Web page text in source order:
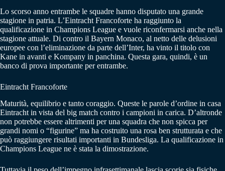
Lo scorso anno entrambe le squadre hanno disputato una grande
stagione in patria. L’Eintracht Francoforte ha raggiunto la
qualificazione in Champions League e vuole riconfermarsi anche nella
stagione attuale. Di contro il Bayern Monaco, al netto delle delusioni
europee con l’eliminazione da parte dell’Inter, ha vinto il titolo con
Kane in avanti e Kompany in panchina. Questa gara, quindi, è un
banco di prova importante per entrambe.
Eintracht Francoforte
Maturità, equilibrio e tanto coraggio. Queste le parole d’ordine in casa
Eintracht in vista del big match contro i campioni in carica. D’altronde
non potrebbe essere altrimenti per una squadra che non spicca per
grandi nomi o “figurine” ma ha costruito una rosa ben strutturata e che
può raggiungere risultati importanti in Bundesliga. La qualificazione in
Champions League ne è stata la dimostrazione.